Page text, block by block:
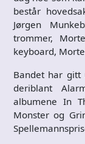
består
Jørgen
trommer,
keyboard,
Bandet har gitt
deriblant
albumene In
Monster og